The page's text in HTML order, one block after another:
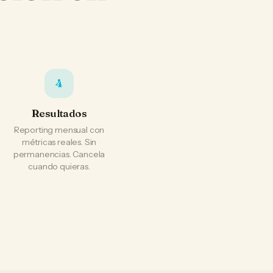
4
Resultados
Reporting mensual con
métricas reales. Sin
permanencias. Cancela
cuando quieras.